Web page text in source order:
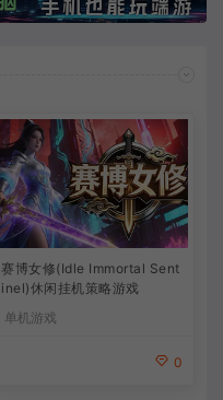
赛博女修(Idle Immortal Sent
inel)休闲挂机策略游戏
单机游戏
0